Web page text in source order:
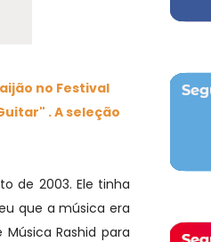
no Festival
. A seleção
de 2003. Ele tinha
que a música era
Rashid para